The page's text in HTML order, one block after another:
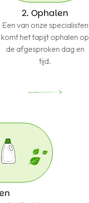
2. Ophalen
Een van onze specialisten
komt het tapijt ophalen op
de afgesproken dag en
tijd.